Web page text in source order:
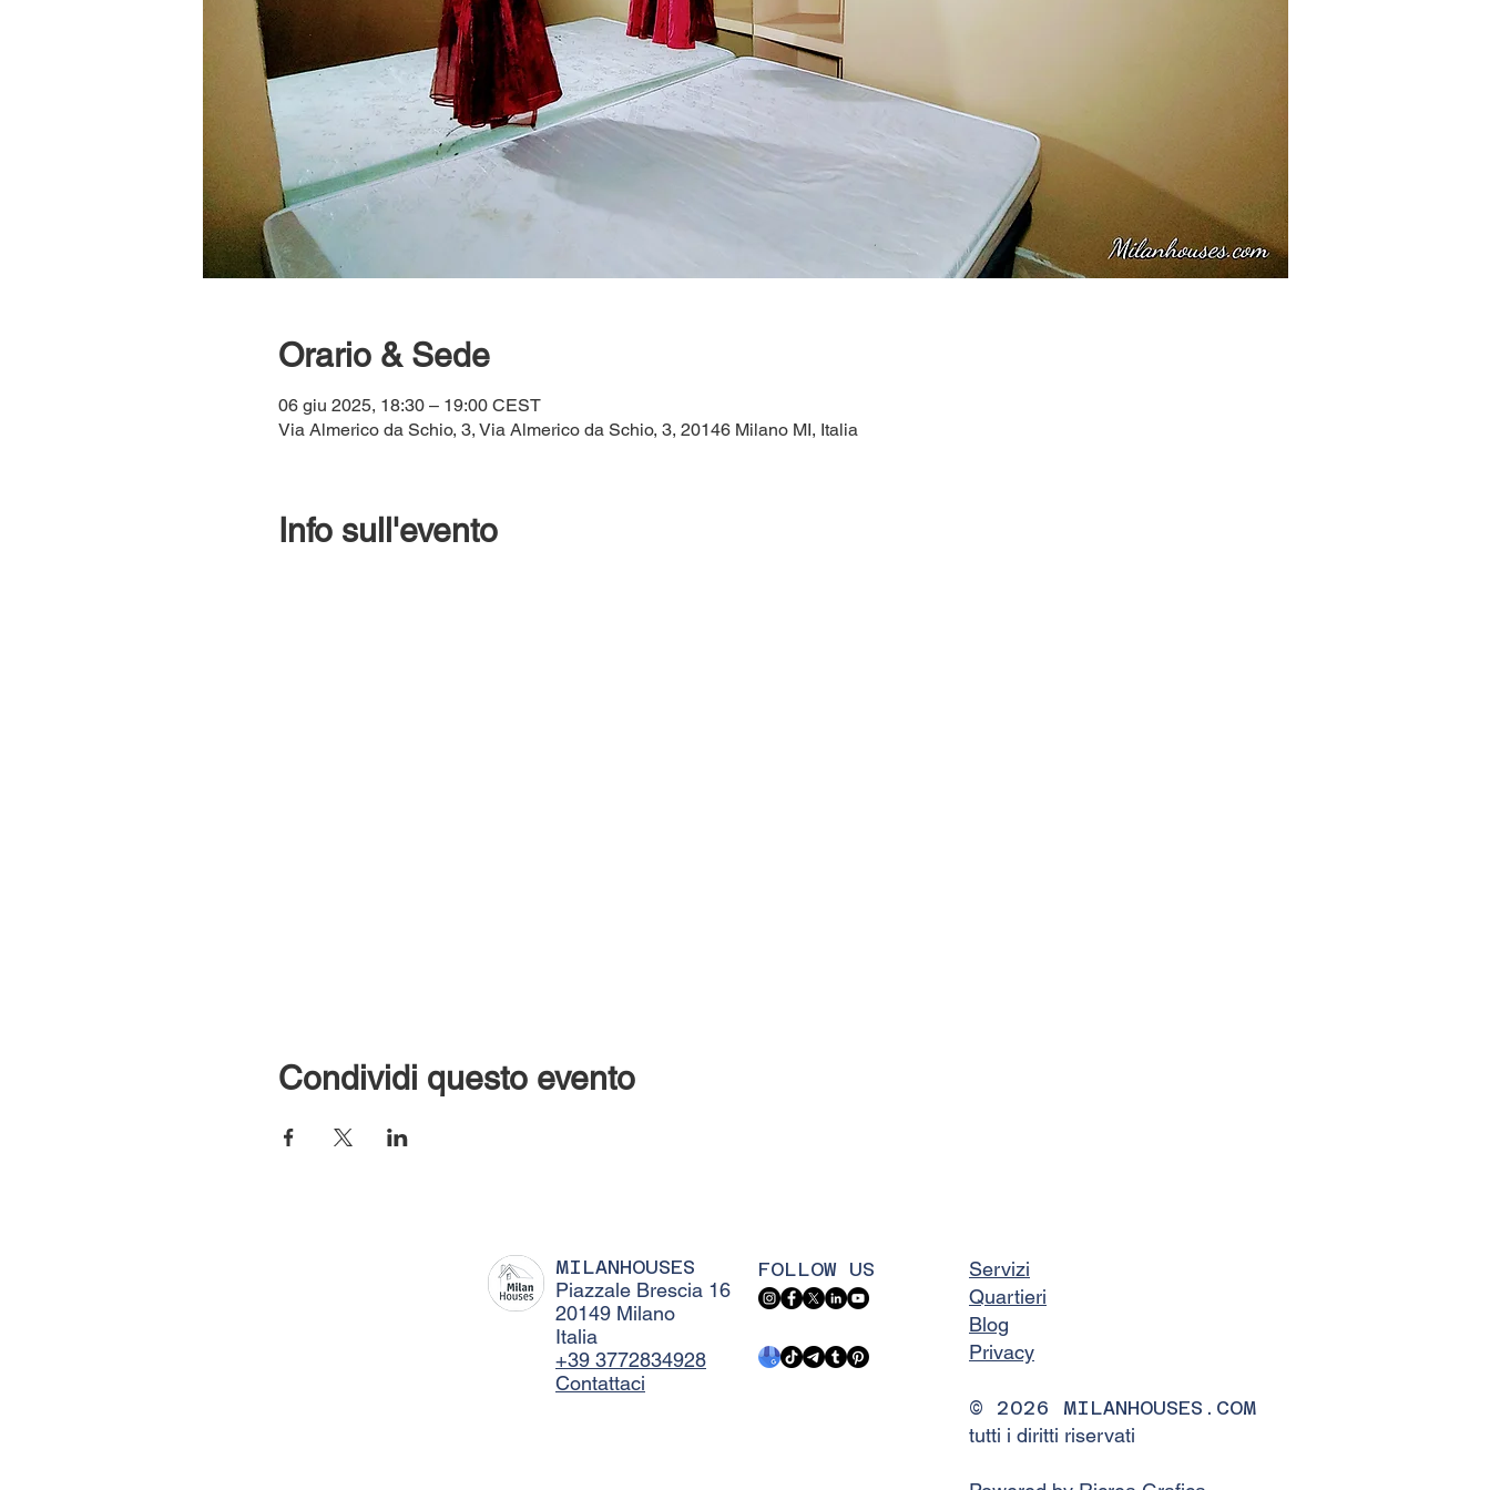
Orario & Sede
06 giu 2025, 18:30 – 19:00 CEST
Via Almerico da Schio, 3, Via Almerico da Schio, 3, 20146 Milano MI, Italia
Info sull'evento
Condividi questo evento
MILANHOUSES
Piazzale Brescia 16
20149 Milano
Italia
+39 3772834928
Contattaci
FOLLOW US
Servizi
Quartieri
Blog
Privacy
© 2026 MILANHOUSES.COM
tutti i diritti riservati